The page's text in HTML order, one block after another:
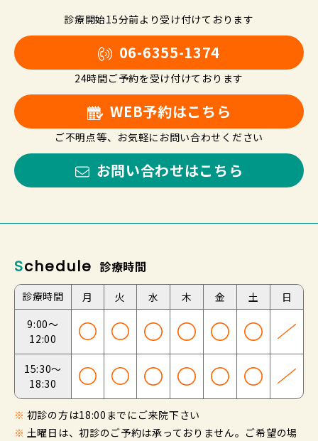
診療開始15分前より受け付けております
06-6355-1374
24時間ご予約を受け付けております
WEB予約はこちら
ご不明点等、お気軽にお問い合わせください
お問い合わせはこちら
Schedule 診療時間
診療時間 月 火 水 木 金 土
日
9:00～
12:00
15:30～
18:30
※ 初診の方は18:00までにご来院下さい
※ 土曜日は、初診のご予約は承っておりません。ご希望の場